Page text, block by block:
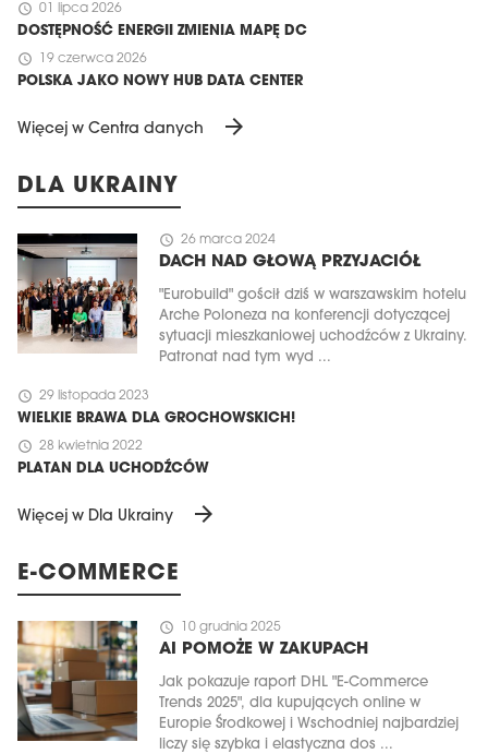
schedule 01 lipca 2026
DOSTĘPNOŚĆ ENERGII ZMIENIA MAPĘ DC
schedule 19 czerwca 2026
POLSKA JAKO NOWY HUB DATA CENTER
Więcej w Centra danych arrow_forward
DLA UKRAINY
schedule 26 marca 2024
DACH NAD GŁOWĄ PRZYJACIÓŁ
"Eurobuild" gościł dziś w warszawskim hotelu
Arche Poloneza na konferencji dotyczącej
sytuacji mieszkaniowej uchodźców z Ukrainy.
Patronat nad tym wyd ...
schedule 29 listopada 2023
WIELKIE BRAWA DLA GROCHOWSKICH!
schedule 28 kwietnia 2022
PLATAN DLA UCHODŹCÓW
Więcej w Dla Ukrainy arrow_forward
E-COMMERCE
schedule 10 grudnia 2025
AI POMOŻE W ZAKUPACH
Jak pokazuje raport DHL "E-Commerce
Trends 2025", dla kupujących online w
Europie Środkowej i Wschodniej najbardziej
liczy się szybka i elastyczna dos ...